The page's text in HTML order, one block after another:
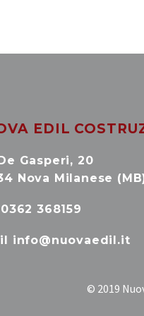
EDIL
Gasperi, 20
Nova Milanese
368159
info@nuovaedil.it
© 2019